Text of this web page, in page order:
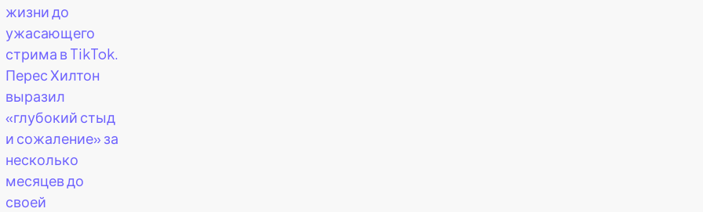
жизни до
ужасающего
стрима в TikTok.
Перес Хилтон
выразил
«глубокий стыд
и сожаление» за
несколько
месяцев до
своей